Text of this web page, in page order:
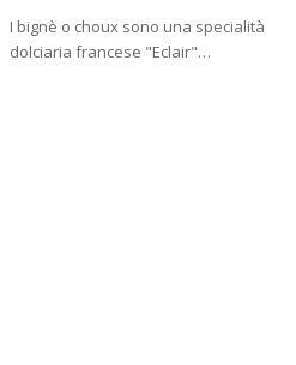
I bignè o choux sono una specialità
dolciaria francese "Eclair"…